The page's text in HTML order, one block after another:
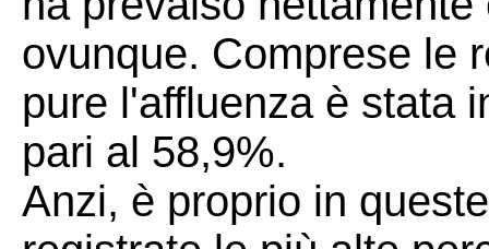
ovunque. Comprese le
pure l'affluenza è stata
pari al 58,9%.
Anzi, è proprio in